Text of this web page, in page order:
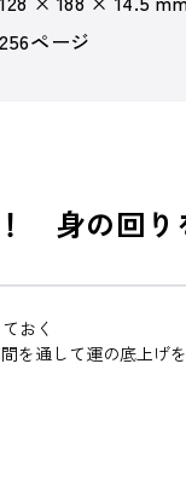
256ページ
身の回り
おく
を通して運の底上げ